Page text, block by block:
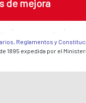
de mejora
Reglamentos y
1895 expedida por el